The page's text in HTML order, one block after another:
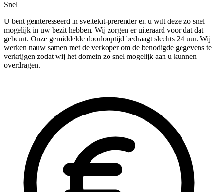
Snel
U bent geïnteresseerd in sveltekit-prerender en u wilt deze zo snel
mogelijk in uw bezit hebben. Wij zorgen er uiteraard voor dat dat
gebeurt. Onze gemiddelde doorlooptijd bedraagt slechts 24 uur. Wij
werken nauw samen met de verkoper om de benodigde gegevens te
verkrijgen zodat wij het domein zo snel mogelijk aan u kunnen
overdragen.